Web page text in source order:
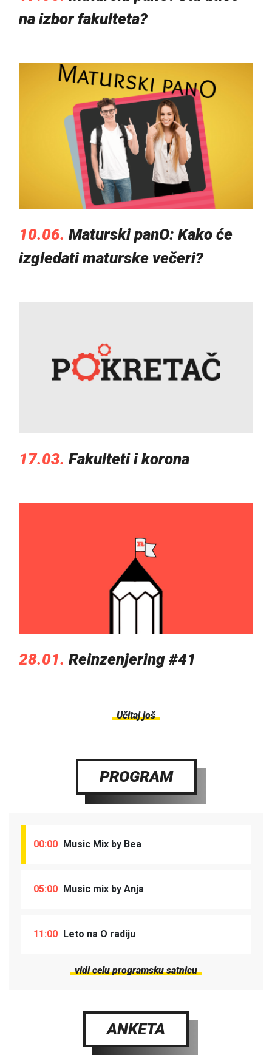
na izbor fakulteta?
10.06. Maturski panO: Kako će
izgledati maturske večeri?
17.03. Fakulteti i korona
28.01. Reinzenjering #41
Učitaj još
PROGRAM
00:00 Music Mix by Bea
05:00 Music mix by Anja
11:00 Leto na O radiju
vidi celu programsku satnicu
ANKETA